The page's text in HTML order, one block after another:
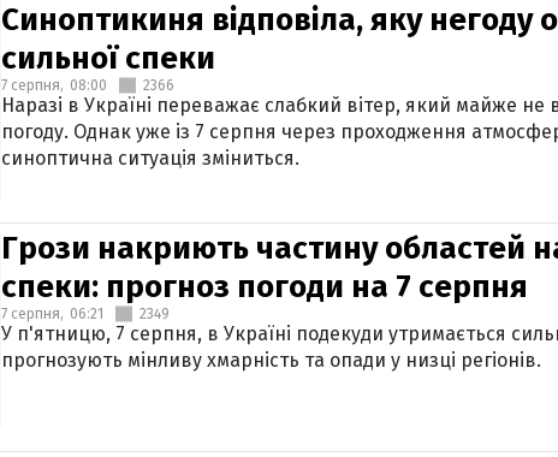
Синоптикиня відповіла, яку негоду
сильної спеки
7 серпня, 08:00 2366
Наразі в Україні переважає слабкий вітер, який майже не
погоду. Однак уже із 7 серпня через проходження
синоптична ситуація зміниться.
Грози накриють частину областей
спеки: прогноз погоди на 7 серпня
7 серпня, 06:21 2349
У п'ятницю, 7 серпня, в Україні подекуди утримається
прогнозують мінливу хмарність та опади у низці регіонів.